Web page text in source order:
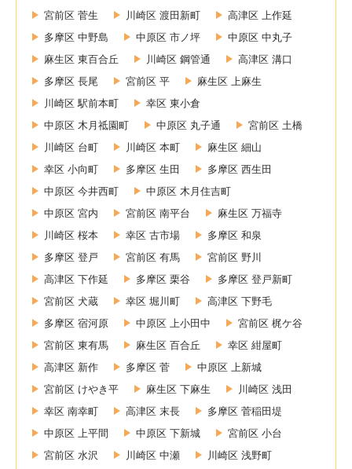
宮前区 菅生 川崎区 渡田新町
高津区 上作延
多摩区 中野島
中原区 市ノ坪
中原区 中丸子
麻生区 東百合丘
川崎区 鋼管通
高津区 溝口
多摩区 長尾
宮前区 平
麻生区 上麻生
川崎区 駅前本町
幸区 東小倉
中原区 木月祗園町
中原区 丸子通
宮前区 土橋
川崎区 台町
川崎区 本町
麻生区 細山
幸区 小向町
多摩区 生田
多摩区 西生田
中原区 今井西町
中原区 木月住吉町
中原区 宮内
宮前区 南平台
麻生区 万福寺
川崎区 桜本
幸区 古市場
多摩区 和泉
多摩区 登戸
宮前区 有馬
宮前区 野川
高津区 下作延
多摩区 栗谷
多摩区 登戸新町
宮前区 犬蔵
幸区 堀川町
高津区 下野毛
多摩区 宿河原
中原区 上小田中
宮前区 梶ケ谷
宮前区 東有馬
麻生区 百合丘
幸区 紺屋町
高津区 新作
多摩区 菅
中原区 上新城
宮前区 けやき平
麻生区 下麻生
川崎区 浅田
幸区 南幸町
高津区 末長
多摩区 菅稲田堤
中原区 上平間
中原区 下新城
宮前区 小台
宮前区 水沢
川崎区 中瀬
川崎区 浅野町